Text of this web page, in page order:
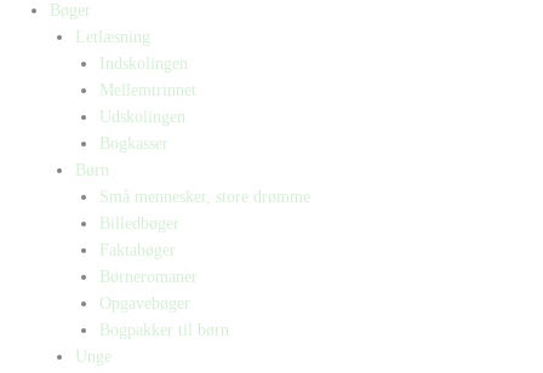
Bøger
Letlæsning
Indskolingen
Mellemtrinnet
Udskolingen
Bogkasser
Børn
Små mennesker, store drømme
Billedbøger
Faktabøger
Børneromaner
Opgavebøger
Bogpakker til børn
Unge